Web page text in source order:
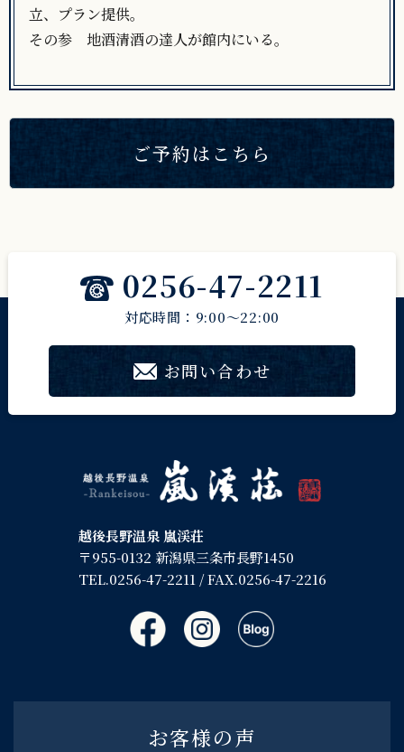
立、プラン提供。
その参 地酒清酒の達人が館内にいる。
ご予約はこちら
0256-47-2211
対応時間：9:00～22:00
お問い合わせ
越後長野温泉 嵐渓荘
〒955-0132 新潟県三条市長野1450
TEL.0256-47-2211 / FAX.0256-47-2216
お客様の声